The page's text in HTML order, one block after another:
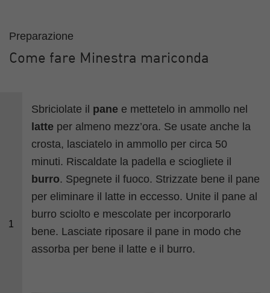
Preparazione
Come fare Minestra mariconda
1
Sbriciolate il pane e mettetelo in ammollo nel
latte per almeno mezz’ora. Se usate anche la
crosta, lasciatelo in ammollo per circa 50
minuti. Riscaldate la padella e sciogliete il
burro. Spegnete il fuoco. Strizzate bene il pane
per eliminare il latte in eccesso. Unite il pane al
burro sciolto e mescolate per incorporarlo
bene. Lasciate riposare il pane in modo che
assorba per bene il latte e il burro.